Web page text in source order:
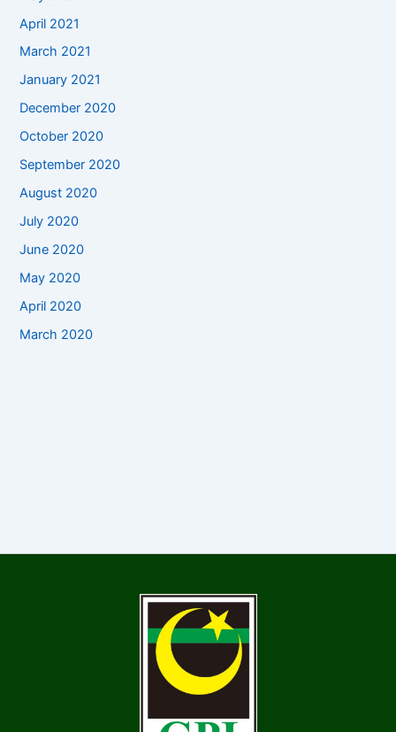
April 2021
March 2021
January 2021
December 2020
October 2020
September 2020
August 2020
July 2020
June 2020
May 2020
April 2020
March 2020